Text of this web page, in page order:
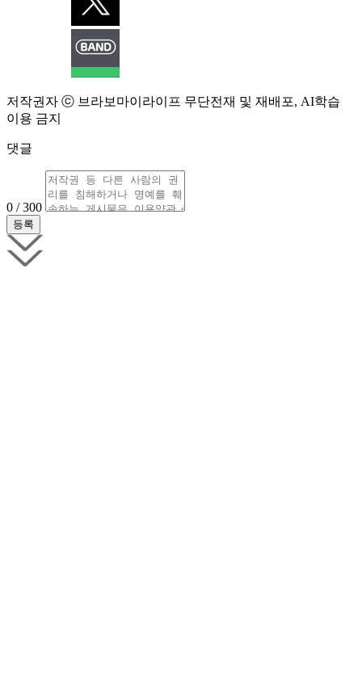
저작권자 ⓒ 브라보마이라이프 무단전재 및 재배포, AI학습
이용 금지
댓글
0 / 300